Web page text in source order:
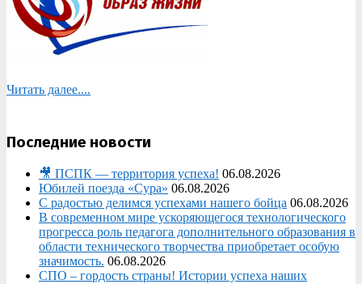
Читать далее....
Последние новости
🎥 ПСПК — территория успеха! 06.08.2026
Юбилей поезда «Сура» 06.08.2026
С радостью делимся успехами нашего бойца 06.08.2026
В современном мире ускоряющегося технологического
прогресса роль педагога дополнительного образования в
области технического творчества приобретает особую
значимость. 06.08.2026
СПО – гордость страны! Истории успеха наших